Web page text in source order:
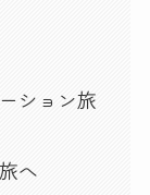
ション旅
へ